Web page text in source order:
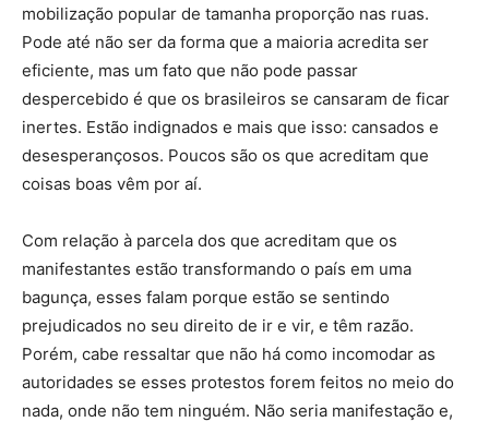
mobilização popular de tamanha proporção nas ruas.
Pode até não ser da forma que a maioria acredita ser
eficiente, mas um fato que não pode passar
despercebido é que os brasileiros se cansaram de ficar
inertes. Estão indignados e mais que isso: cansados e
desesperançosos. Poucos são os que acreditam que
coisas boas vêm por aí.
Com relação à parcela dos que acreditam que os
manifestantes estão transformando o país em uma
bagunça, esses falam porque estão se sentindo
prejudicados no seu direito de ir e vir, e têm razão.
Porém, cabe ressaltar que não há como incomodar as
autoridades se esses protestos forem feitos no meio do
nada, onde não tem ninguém. Não seria manifestação e,